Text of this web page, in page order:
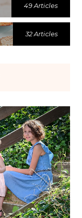
49 Articles
32 Articles